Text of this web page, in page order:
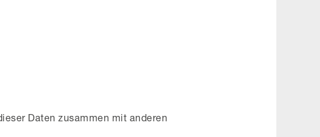
Daten zusammen mit anderen